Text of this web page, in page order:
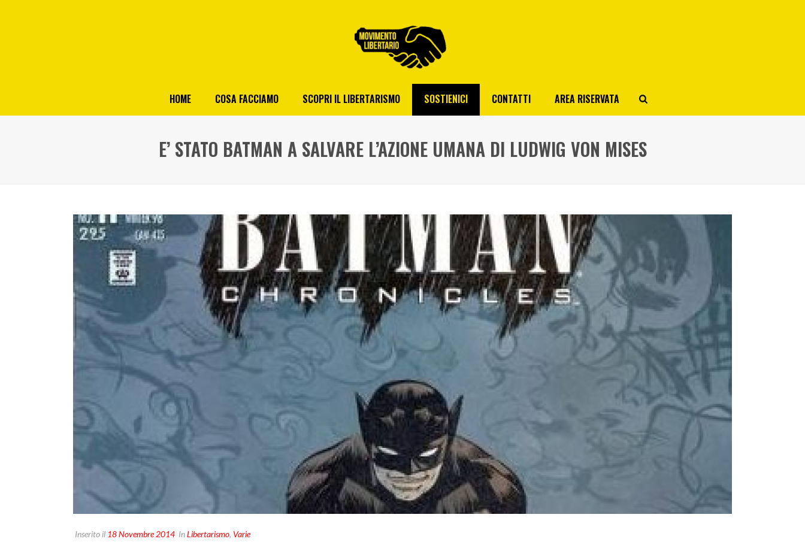
HOME COSA FACCIAMO SCOPRI IL LIBERTARISMO SOSTIENICI CONTATTI AREA RISERVATA
E’ STATO BATMAN A SALVARE L’AZIONE UMANA DI LUDWIG VON MISES
Inserito il 18 Novembre 2014 InLibertarismo, Varie